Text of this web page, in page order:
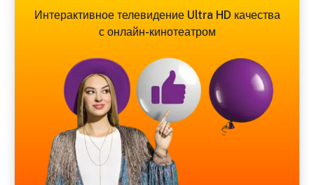
Интерактивное телевидение Ultra HD качества
с онлайн-кинотеатром